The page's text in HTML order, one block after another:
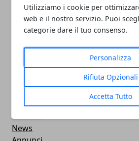
Utilizziamo i cookie per
web e il nostro servizio. Puoi
categorie dare il tuo consenso.
Personalizza
Rifiuta Opzionali
Accetta Tutto
PULITORE
05/11/2024
CATEGORIE
Professionisti
Aziende
News